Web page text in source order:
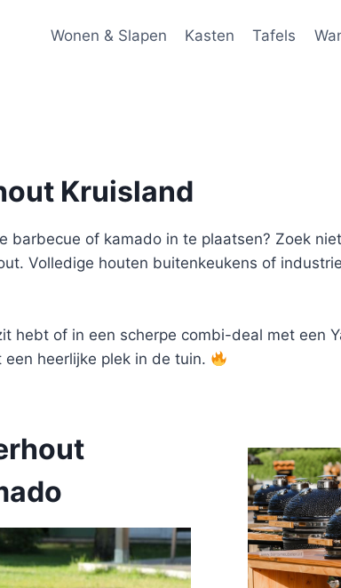
Wonen & Slapen Kasten Tafels
Kruisland
barbecue of kamado in te plaatsen? Zoek
Volledige houten buitenkeukens of
hebt of in een scherpe combi-deal met een
heerlijke plek in de tuin.